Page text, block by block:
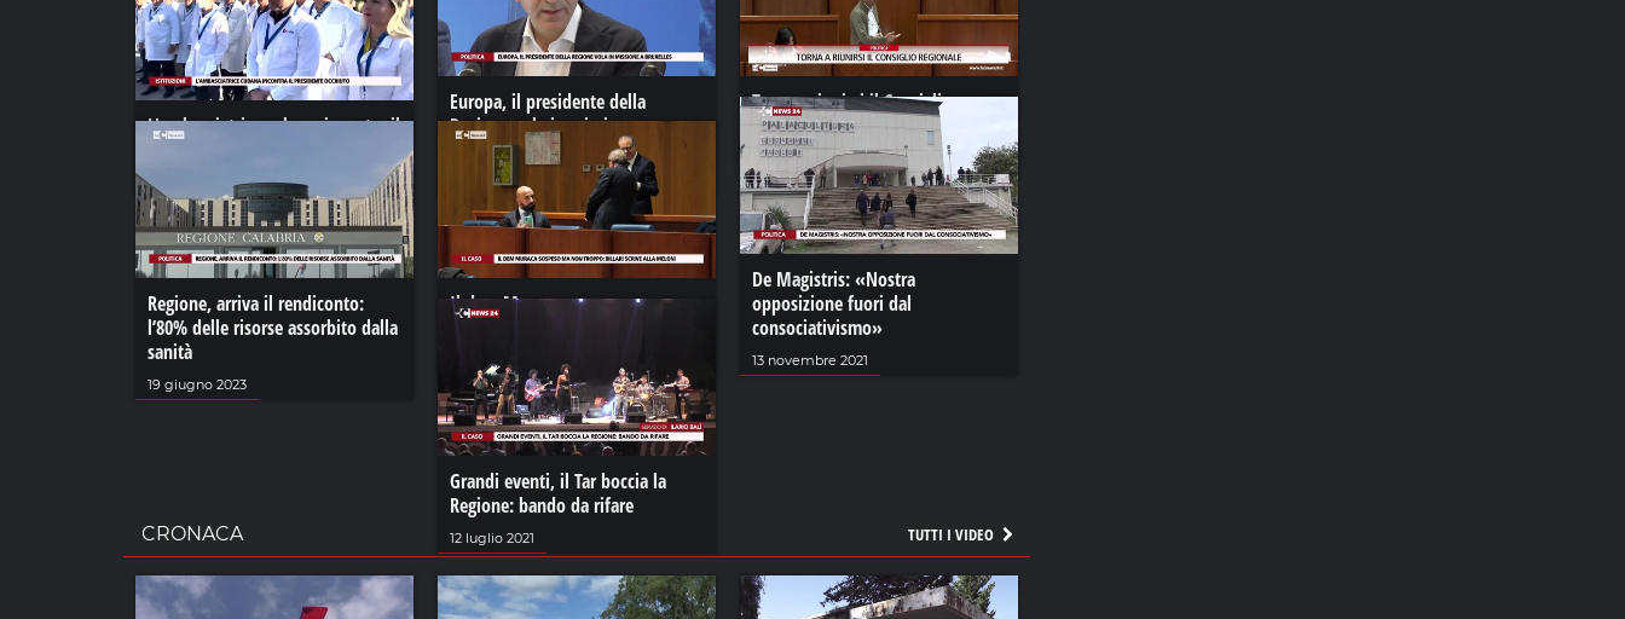
Europa, il presidente della
Regione vola in missione a
Bruxelles
06 settembre 2023
Torna a riunirsi il Consiglio
regionale
31 gennaio 2024
L'ambasciatrice cubana incontra il
30 dicembre 2022
De Magistris: «Nostra
opposizione fuori dal
consociativismo»
13 novembre 2021
Regione, arriva il rendiconto:
l’80% delle risorse assorbito dalla
sanità
19 giugno 2023
Il dem Muraca sospeso ma non
troppo: Billari scrive alla Meloni
Grandi eventi, il Tar boccia la
Regione: bando da rifare
12 luglio 2021 TUTTI I VIDEO
CRONACA